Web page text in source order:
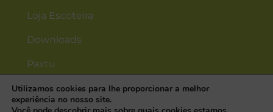
Loja Escoteira
Downloads
Paxtu
Utilizamos cookies para lhe proporcionar a melhor
experiência no nosso site.